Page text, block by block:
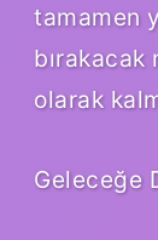
tamamen
bırakacak
olarak
Geleceğe